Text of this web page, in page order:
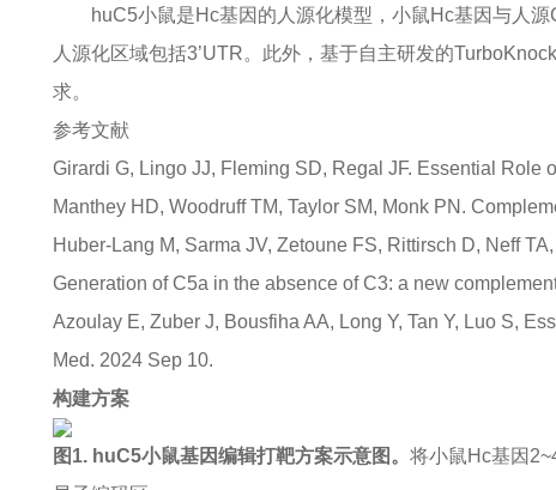
huC5小鼠是Hc基因的人源化模型，小鼠Hc基因与人
人源化区域包括3’UTR。此外，基于自主研发的
求。
参考文献
Girardi G, Lingo JJ, Fleming SD, Regal JF. Essential Role
Manthey HD, Woodruff TM, Taylor SM, Monk PN.
Huber-Lang M, Sarma JV, Zetoune FS, Rittirsch D, Neff
Generation of C5a in the absence of C3: a new
Azoulay E, Zuber J, Bousfiha AA, Long Y, Tan Y, Luo S,
Med. 2024 Sep 10.
构建方案
图1. huC5小鼠基因编辑打靶方案示意图。 将小鼠Hc基因